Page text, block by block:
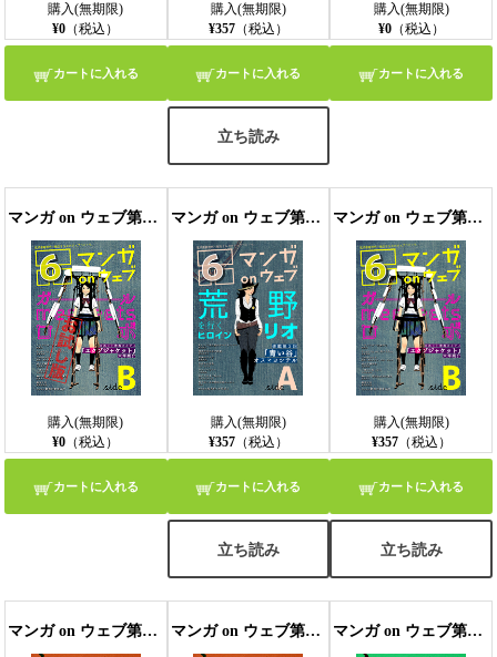
購入(無期限)
¥0 （税込）
カートに入れる
購入(無期限)
¥357（税込）
カートに入れる
立ち読み
購入(無期限)
¥0（税込）
カートに入れる
マンガ on ウェブ第6号 side-B 無料お試し版〔雑誌〕
購入(無期限)
¥0 （税込）
カートに入れる
マンガ on ウェブ第6号 side-A
購入(無期限)
¥357（税込）
カートに入れる
立ち読み
マンガ on ウェブ第6号 side-B
購入(無期限)
¥357（税込）
カートに入れる
立ち読み
マンガ on ウェブ第7号 side-A 無料お試し版〔雑誌〕 マンガ on ウェブ第7号 side-A マンガ on ウェブ第7号 side-B 無料お試し版〔雑誌〕